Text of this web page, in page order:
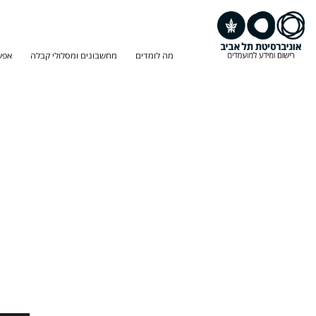
מה לומדים מחשבונים ומסלולי קבלה